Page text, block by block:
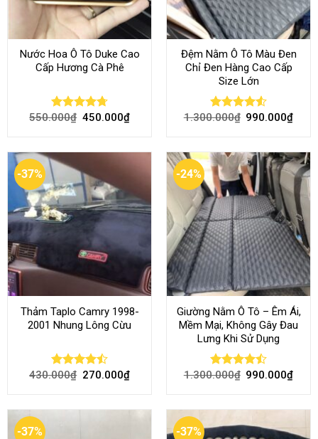
Nước Hoa Ô Tô Duke Cao
Cấp Hương Cà Phê
Rated4.70
550.000₫ 450.000₫
Đệm Nằm Ô Tô Màu Đen
Chỉ Đen Hàng Cao Cấp
Size Lớn
Rated 4.54
1.300.000₫ 990.000₫
-37%
Thảm Taplo Camry 1998-
2001 Nhung Lông Cừu
Rated
430.000₫ 270.000₫
-24%
Giường Nằm Ô Tô – Êm Ái,
Mềm Mại, Không Gây Đau
Lưng Khi Sử Dụng
Rated
1.300.000₫ 990.000₫
-37% -37%